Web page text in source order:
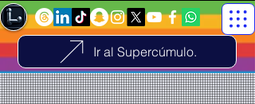
Ir al Supercúmulo.